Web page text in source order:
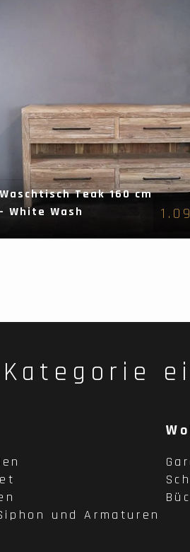
Waschtisch Teak 160 cm
- White Wash
Kategorie
und Armaturen